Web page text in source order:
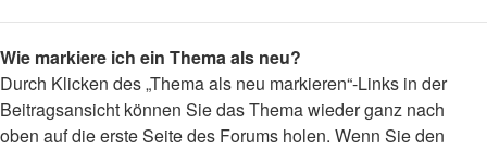
Wie markiere ich ein Thema als neu?
Durch Klicken des „Thema als neu markieren“-Links in der
Beitragsansicht können Sie das Thema wieder ganz nach
oben auf die erste Seite des Forums holen. Wenn Sie den